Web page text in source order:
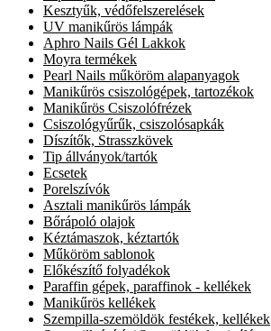
Kesztyűk, védőfelszerelések
UV manikűrös lámpák
Aphro Nails Gél Lakkok
Moyra termékek
Pearl Nails műköröm alapanyagok
Manikűrös csiszológépek, tartozékok
Manikűrös Csiszolófrézek
Csiszológyűrűk, csiszolósapkák
Díszítők, Strasszkövek
Tip állványok/tartók
Ecsetek
Porelszívók
Asztali manikűrös lámpák
Bőrápoló olajok
Kéztámaszok, kéztartók
Műköröm sablonok
Előkészítő folyadékok
Paraffin gépek, paraffinok - kellékek
Manikűrös kellékek
Szempilla-szemöldök festékek, kellékek